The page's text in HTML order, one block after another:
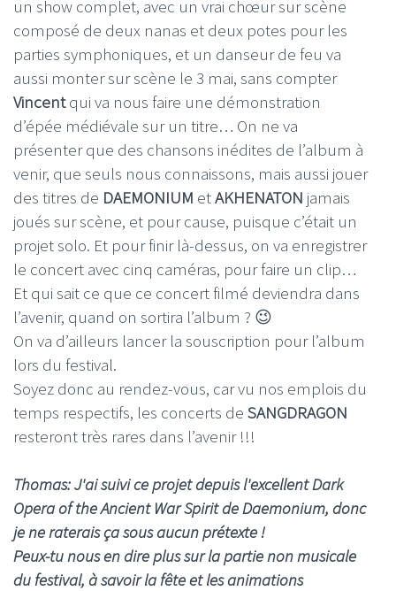
un show complet, avec un vrai chœur sur scène
composé de deux nanas et deux potes pour les
parties symphoniques, et un danseur de feu va
aussi monter sur scène le 3 mai, sans compter
Vincentqui va nous faire une démonstration
d’épée médiévale sur un titre… On ne va
présenter que des chansons inédites de l’album à
venir, que seuls nous connaissons, mais aussi jouer
des titres de DAEMONIUM etAKHENATON jamais
joués sur scène, et pour cause, puisque c’était un
projet solo. Et pour finir là-dessus, on va enregistrer
le concert avec cinq caméras, pour faire un clip…
Et qui sait ce que ce concert filmé deviendra dans
l’avenir, quand on sortira l’album ? 😉
On va d’ailleurs lancer la souscription pour l’album
lors du festival.
Soyez donc au rendez-vous, car vu nos emplois du
temps respectifs, les concerts de SANGDRAGON
resteront très rares dans l’avenir !!!
Thomas: J'ai suivi ce projet depuis l'excellent Dark
Opera of the Ancient War Spirit de Daemonium, donc
je ne raterais ça sous aucun prétexte !
Peux-tu nous en dire plus sur la partie non musicale
du festival, à savoir la fête et les animations